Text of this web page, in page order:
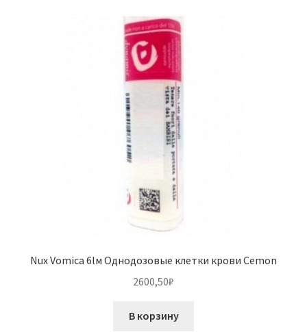
Nux Vomica 6lм Однодозовые клетки крови Cemon
2600,50₽
В корзину